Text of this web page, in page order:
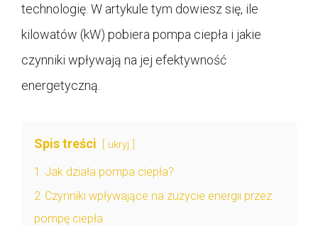
technologię. W artykule tym dowiesz się, ile
kilowatów (kW) pobiera pompa ciepła i jakie
czynniki wpływają na jej efektywność
energetyczną.
Spis treści ukryj
1 Jak działa pompa ciepła?
2 Czynniki wpływające na zużycie energii przez
pompę ciepła